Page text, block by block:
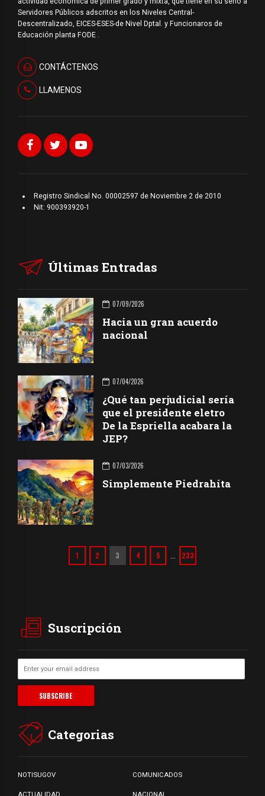
funcionarios se miraron con
sorpresa. Luego al […]
Servidores Públicos adscritos en los Niveles Central-
Descentralizado, EICES-ESES-de Nivel Dptal. y Funcionaros de
Educación planta FODE .
CONTÁCTENOS
LLAMENOS
Registro Sindical No. 00002597 de Noviembre 2 de 2010
Nit: 900393920-1
Últimas Entradas
07/09/2026
Hacia un gran acuerdo
nacional
07/04/2026
¿Qué tan perjudicial sería
que el presidente eletro
De la Espriella acabara la
JEP?
07/03/2026
Simplemente Piedrahíta
1 2 3 4 5 233
Suscripción
Categorias
NOTISUGOV COMUNICADOS